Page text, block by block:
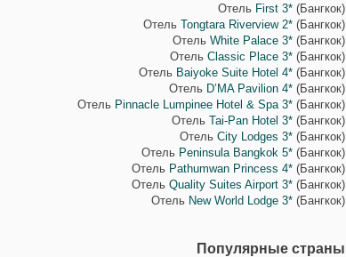
Отель First 3*(Бангкок)
Отель Tongtara Riverview 2*(Бангкок)
Отель White Palace 3*(Бангкок)
Отель Classic Place 3*(Бангкок)
Отель Baiyoke Suite Hotel 4*(Бангкок)
Отель D’MA Pavilion 4*(Бангкок)
Отель Pinnacle Lumpinee Hotel & Spa 3*(Бангкок)
Отель Tai-Pan Hotel 3*(Бангкок)
Отель City Lodges 3*(Бангкок)
Отель Peninsula Bangkok 5*(Бангкок)
Отель Pathumwan Princess 4*(Бангкок)
Отель Quality Suites Airport 3*(Бангкок)
Отель New World Lodge 3*(Бангкок)
Популярные страны